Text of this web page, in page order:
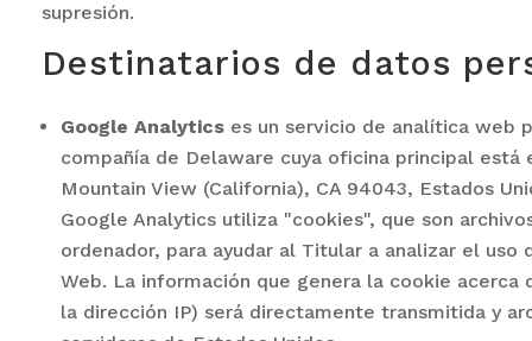
supresión.
Destinatarios de datos
Google Analyticses un servicio de analítica web
compañía de Delaware cuya oficina principal está
Mountain View (California), CA 94043, Estados
Google Analytics utiliza "cookies", que son
ordenador, para ayudar al Titular a analizar el uso
Web. La información que genera la cookie
la dirección IP) será directamente transmitida y